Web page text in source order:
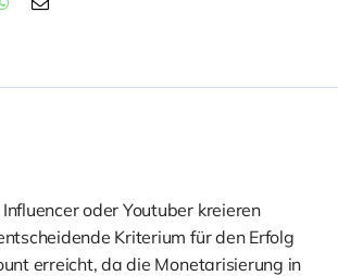
oder Youtuber kreieren
Kriterium für den Erfolg
erreicht, da die Monetarisierung in